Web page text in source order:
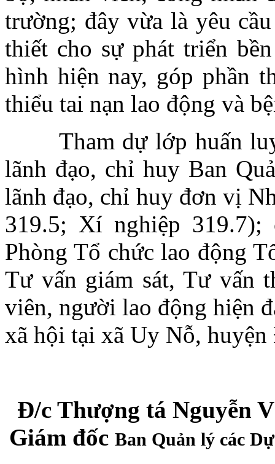
trường; đây vừa là yêu
thiết cho sự phát triển
hình hiện nay, góp phần
thiểu tai nạn lao động và
Tham dự lớp huấn
lãnh đạo, chỉ huy Ban
lãnh đạo, chỉ huy đơn vị
319.5; Xí nghiệp
Phòng Tổ chức lao động
Tư vấn giám sát, Tư vấn
viên, người lao động hiện
xã hội tại xã Uy Nỗ,
Đ/c Thượng tá Nguyễn
Giám đốc Ban Quản lý các